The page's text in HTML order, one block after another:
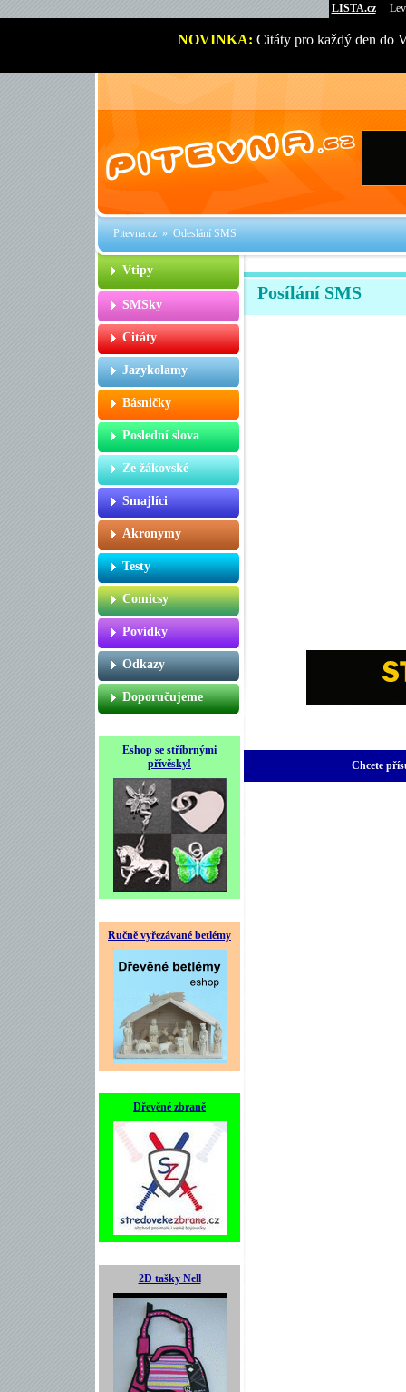
LISTA.cz
NOVINKA: Citáty pro každý den do
Pitevna.cz» Odeslání SMS
Vtipy
SMSky
Citáty
Jazykolamy
Básničky
Poslední slova
Ze žákovské
Smajlíci
Akronymy
Testy
Comicsy
Povídky
Odkazy
Doporučujeme
Eshop se stříbrnými
přívěsky!
Ručně vyřezávané betlémy
Dřevěné zbraně
2D tašky Nell
Posílání SMS
Chcete